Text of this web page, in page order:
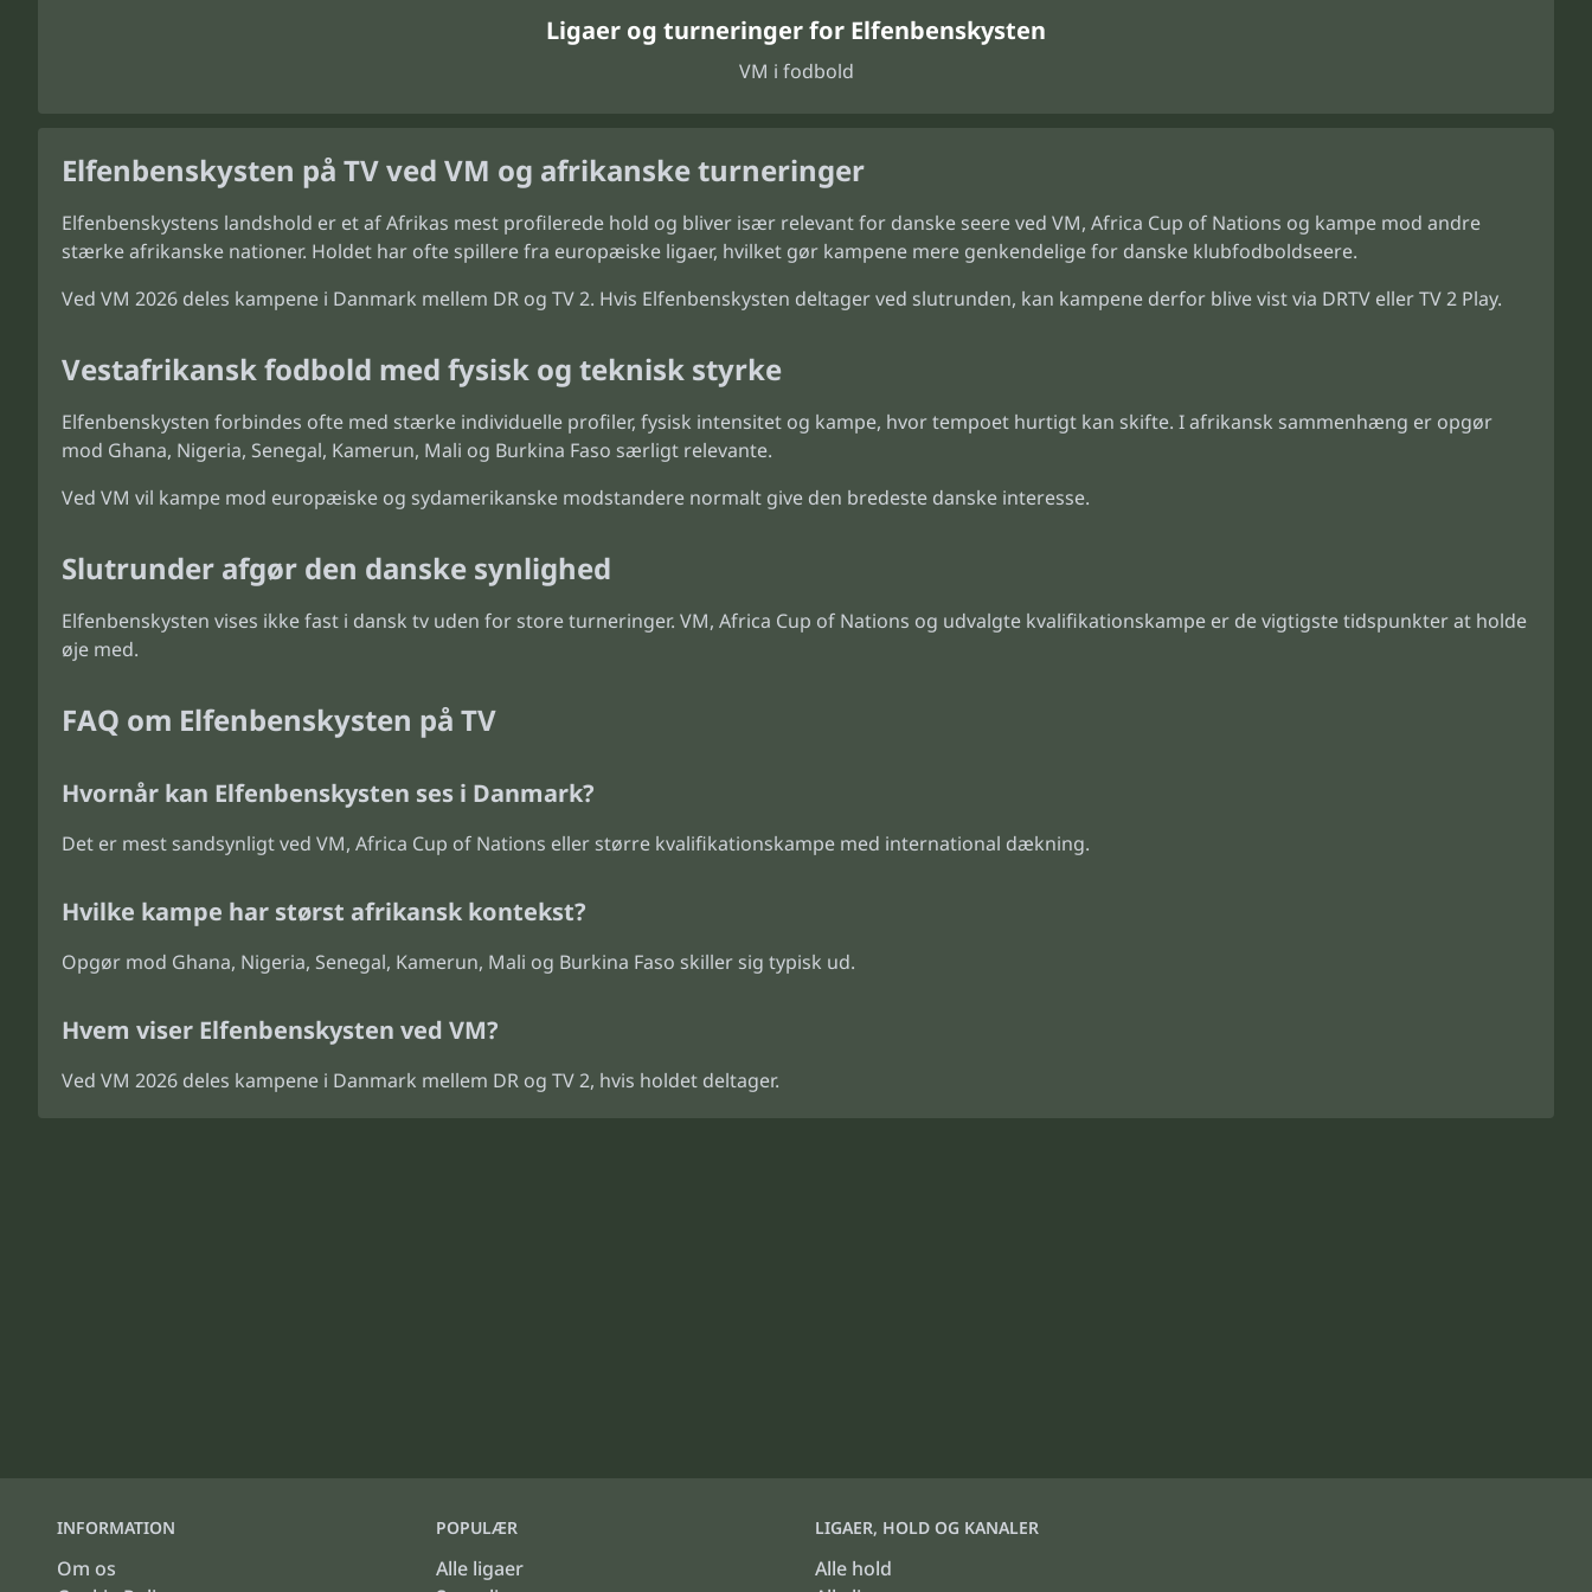
Ligaer og turneringer for Elfenbenskysten
VM i fodbold
Elfenbenskysten på TV ved VM og afrikanske turneringer
Elfenbenskystens landshold er et af Afrikas mest profilerede hold og bliver især relevant for danske seere ved VM, Africa Cup of Nations og kampe mod andre
stærke afrikanske nationer. Holdet har ofte spillere fra europæiske ligaer, hvilket gør kampene mere genkendelige for danske klubfodboldseere.
Ved VM 2026 deles kampene i Danmark mellem DR og TV 2. Hvis Elfenbenskysten deltager ved slutrunden, kan kampene derfor blive vist via DRTV eller TV 2 Play.
Vestafrikansk fodbold med fysisk og teknisk styrke
Elfenbenskysten forbindes ofte med stærke individuelle profiler, fysisk intensitet og kampe, hvor tempoet hurtigt kan skifte. I afrikansk sammenhæng er opgør
mod Ghana, Nigeria, Senegal, Kamerun, Mali og Burkina Faso særligt relevante.
Ved VM vil kampe mod europæiske og sydamerikanske modstandere normalt give den bredeste danske interesse.
Slutrunder afgør den danske synlighed
Elfenbenskysten vises ikke fast i dansk tv uden for store turneringer. VM, Africa Cup of Nations og udvalgte kvalifikationskampe er de vigtigste tidspunkter at holde
øje med.
FAQ om Elfenbenskysten på TV
Hvornår kan Elfenbenskysten ses i Danmark?
Det er mest sandsynligt ved VM, Africa Cup of Nations eller større kvalifikationskampe med international dækning.
Hvilke kampe har størst afrikansk kontekst?
Opgør mod Ghana, Nigeria, Senegal, Kamerun, Mali og Burkina Faso skiller sig typisk ud.
Hvem viser Elfenbenskysten ved VM?
Ved VM 2026 deles kampene i Danmark mellem DR og TV 2, hvis holdet deltager.
INFORMATION
Om os
POPULÆR
Alle ligaer
LIGAER, HOLD OG KANALER
Alle hold